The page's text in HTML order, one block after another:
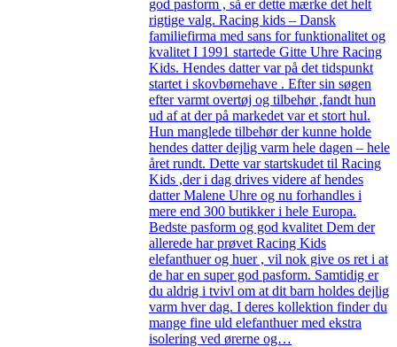
god pasform , så er dette mærke det helt
rigtige valg. Racing kids – Dansk
familiefirma med sans for funktionalitet og
kvalitet I 1991 startede Gitte Uhre Racing
Kids. Hendes datter var på det tidspunkt
startet i skovbørnehave . Efter sin søgen
efter varmt overtøj og tilbehør ,fandt hun
ud af at der på markedet var et stort hul.
Hun manglede tilbehør der kunne holde
hendes datter dejlig varm hele dagen – hele
året rundt. Dette var startskudet til Racing
Kids ,der i dag drives videre af hendes
datter Malene Uhre og nu forhandles i
mere end 300 butikker i hele Europa.
Bedste pasform og god kvalitet Dem der
allerede har prøvet Racing Kids
elefanthuer og huer , vil nok give os ret i at
de har en super god pasform. Samtidig er
du aldrig i tvivl om at dit barn holdes dejlig
varm hver dag. I deres kollektion finder du
mange fine uld elefanthuer med ekstra
isolering ved ørerne og…